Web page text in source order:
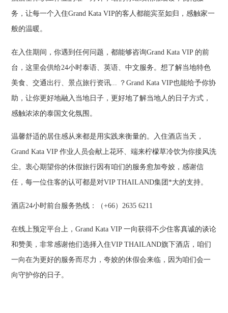
务，让每一个入住Grand Kata VIP的客人都能宾至如归，感触家一
般的温暖。
在入住期间，你遇到任何问题，都能够咨询Grand Kata VIP 的前
台，这里会供给24小时泰语、英语、中文服务。想了解当地特色
美食、交通出行、景点旅行资讯... ？Grand Kata VIP也能给予你协
助，让你更好地融入当地日子，更好地了解当地人的日子方式，
感触浓浓的泰国文化氛围。
温馨舒适的居住感从来都是用实践来衡量的。入住酒店当天，
Grand Kata VIP 作业人员会献上花环、端来柠檬草冷饮为你接风洗
尘。衷心期望你的休假旅行因有咱们的服务愈加夸姣，感谢信
任，每一位住客的认可都是对VIP THAILAND集团*大的支持。
酒店24小时前台服务热线：（+66）2635 6211
在线上预定平台上，Grand Kata VIP 一向获得不少住客真诚的谈论
和赞美，非常感谢他们选择入住VIP THAILAND旗下酒店，咱们
一向在为更好的服务而尽力，夸姣的休假会来临，因为咱们会一
向守护你的日子。